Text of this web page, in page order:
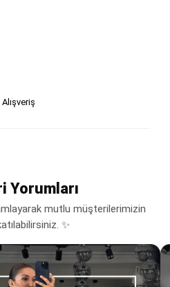
Yorumları
mutlu müşterilerimizin
✨